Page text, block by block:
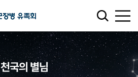
천국의 별님